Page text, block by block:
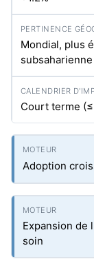
Mondial, plus
subsaharienne
Court terme
Adoption
Expansion de
soin